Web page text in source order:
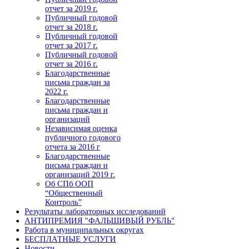
отчет за 2019 г.
Публичный годовой
отчет за 2018 г.
Публичный годовой
отчет за 2017 г.
Публичный годовой
отчет за 2016 г.
Благодарственные
письма граждан за
2022 г.
Благодарственные
письма граждан и
организаций
Независимая оценка
публичного годового
отчета за 2016 г
Благодарственные
письма граждан и
организаций 2019 г.
Об СПб ООП
“Общественный
Контроль”
Результаты лабораторных исследований
АНТИПРЕМИЯ "ФАЛЬШИВЫЙ РУБЛЬ"
Работа в муниципальных округах
БЕСПЛАТНЫЕ УСЛУГИ